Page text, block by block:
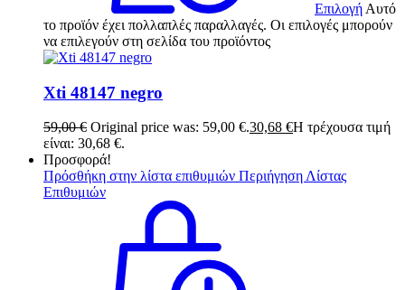
Επιλογή Αυτό
το προϊόν έχει πολλαπλές παραλλαγές. Οι επιλογές μπορούν
να επιλεγούν στη σελίδα του προϊόντος
Xti 48147 negro
59,00€ Original price was: 59,00 €.30,68 €Η τρέχουσα τιμή
είναι: 30,68 €.
Προσφορά!
Πρόσθήκη στην λίστα επιθυμιών Περιήγηση Λίστας
Επιθυμιών